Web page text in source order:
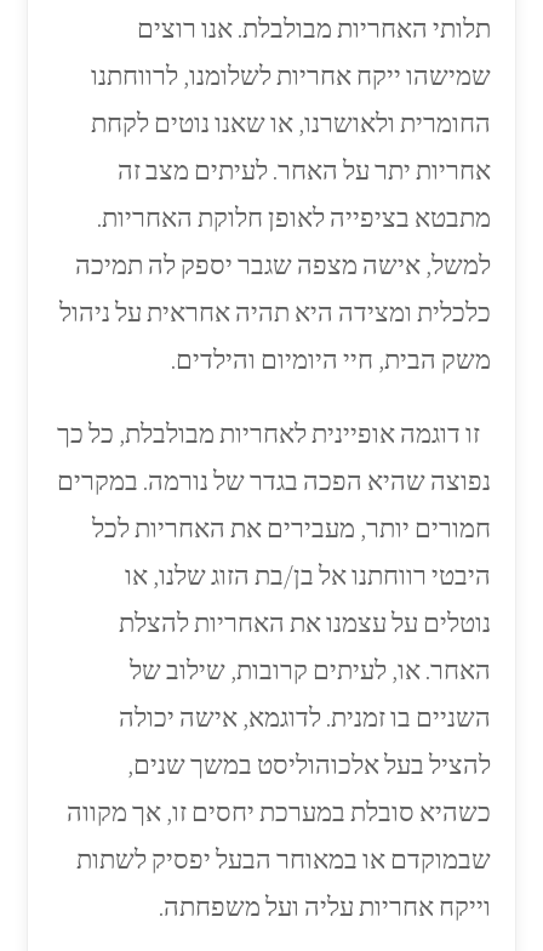
תלותי האחריות מבולבלת. אנו רוצים
שמישהו ייקח אחריות לשלומנו, לרווחתנו
החומרית ולאושרנו, או שאנו נוטים לקחת
אחריות יתר על האחר. לעיתים מצב זה
מתבטא בציפייה לאופן חלוקת האחריות.
למשל, אישה מצפה שגבר יספק לה תמיכה
כלכלית ומצידה היא תהיה אחראית על ניהול
משק הבית, חיי היומיום והילדים.
זו דוגמה אופיינית לאחריות מבולבלת, כל כך
נפוצה שהיא הפכה בגדר של נורמה. במקרים
חמורים יותר, מעבירים את האחריות לכל
היבטי רווחתנו אל בן/בת הזוג שלנו, או
נוטלים על עצמנו את האחריות להצלת
האחר. או, לעיתים קרובות, שילוב של
השניים בו זמנית. לדוגמא, אישה יכולה
להציל בעל אלכוהוליסט במשך שנים,
כשהיא סובלת במערכת יחסים זו, אך מקווה
שבמוקדם או במאוחר הבעל יפסיק לשתות
וייקח אחריות עליה ועל משפחתה.